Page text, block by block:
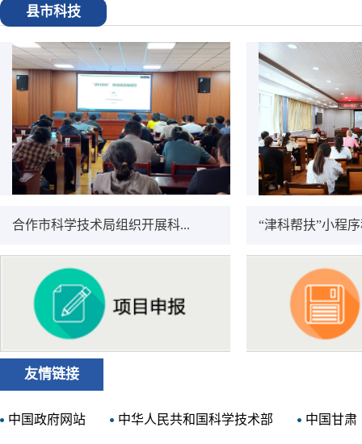
县市科技
合作市科学技术局组织开展科... “津科帮扶”小程
友情链接
中国政府网站 中华人民共和国科学技术部 中国甘肃